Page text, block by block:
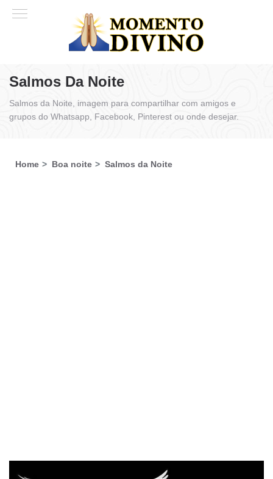
Salmos Da Noite
Salmos da Noite, imagem para compartilhar com amigos e
grupos do Whatsapp, Facebook, Pinterest ou onde desejar.
Home Boa noite Salmos da Noite